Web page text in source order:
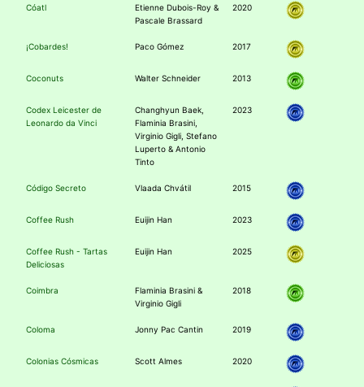
Cóatl
Etienne Dubois-Roy &
Pascale Brassard
2020
¡Cobardes! Paco Gómez 2017
Coconuts Walter Schneider 2013
Codex Leicester de
Leonardo da Vinci
Changhyun Baek,
Flaminia Brasini,
Virginio Gigli, Stefano
Luperto & Antonio
Tinto
2023
Código Secreto Vlaada Chvátil 2015
Coffee Rush Euijin Han 2023
Coffee Rush - Tartas
Deliciosas
Euijin Han 2025
Coimbra
Flaminia Brasini &
Virginio Gigli
2018
Coloma Jonny Pac Cantin 2019
Colonias Cósmicas Scott Almes 2020